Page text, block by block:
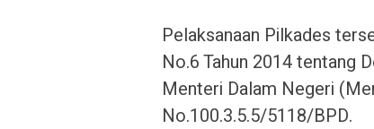
Pelaksanaan Pilkades
No.6 Tahun 2014 tentang
Menteri Dalam Negeri
No.100.3.5.5/5118/BPD.